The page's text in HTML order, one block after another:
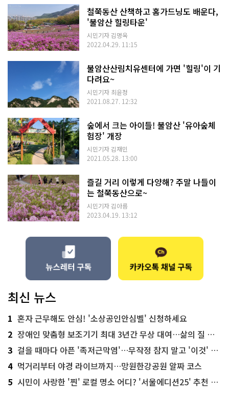
철쭉동산 산책하고 홈가드닝도 배운다,
'불암산 힐링타운'
시민기자 김명옥
2022.04.29. 11:15
불암산산림치유센터에 가면 '힐링'이 기
다려요~
시민기자 최윤정
2021.08.27. 12:32
숲에서 크는 아이들! 불암산 '유아숲체
험장' 개장
시민기자 김재민
2021.05.28. 13:00
즐길 거리 이렇게 다양해? 주말 나들이
는 철쭉동산으로~
시민기자 김아름
2023.04.19. 13:12
최신 뉴스
1 혼자 근무해도 안심! '소상공인안심벨' 신청하세요
2 장애인 맞춤형 보조기기 최대 3년간 무상 대여…삶의 질 높인다
3 걸을 때마다 아픈 '족저근막염'…무작정 참지 말고 '이것' 해보세요!
4 먹거리부터 야경 라이브까지…망원한강공원 알짜 코스
5 시민이 사랑한 '찐' 로컬 명소 어디? '서울에디션25' 추천 코스